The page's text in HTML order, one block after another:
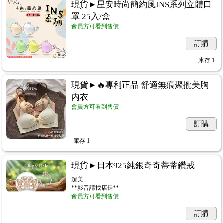
現貨►星安時尚簡約風INS系列立體口
罩 25入/盒
會員方可看到售價
訂購
庫存 1
現貨►🔥專利正品 舒適無痕聚攏美胸
内衣
會員方可看到售價
訂購
庫存 1
現貨►日本925純銀奇奇蒂蒂鑽戒
超美
**影音請找店長**
會員方可看到售價
訂購